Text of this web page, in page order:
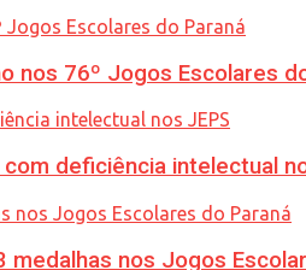
nos 76º Jogos Escolares
deficiência intelectual
nos Jogos